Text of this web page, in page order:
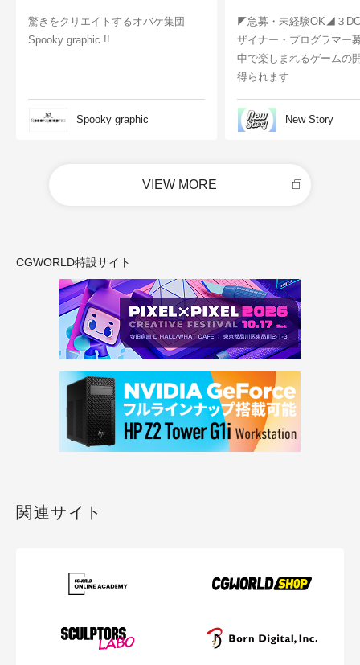
驚きをクリエイトするオバケ集団
Spooky graphic !!
Spooky graphic
◤急募・未経験OK◢３
ザイナー・プログラマー
中で楽しまれるゲームの
得られます
New Story
VIEW MORE
CGWORLD特設サイト
関連サイト